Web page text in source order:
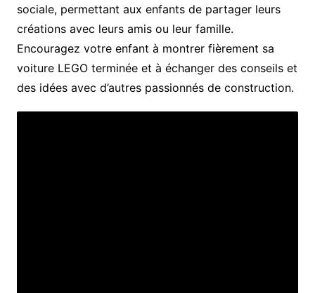
sociale, permettant aux enfants de partager leurs
créations avec leurs amis ou leur famille.
Encouragez votre enfant à montrer fièrement sa
voiture LEGO terminée et à échanger des conseils et
des idées avec d’autres passionnés de construction.